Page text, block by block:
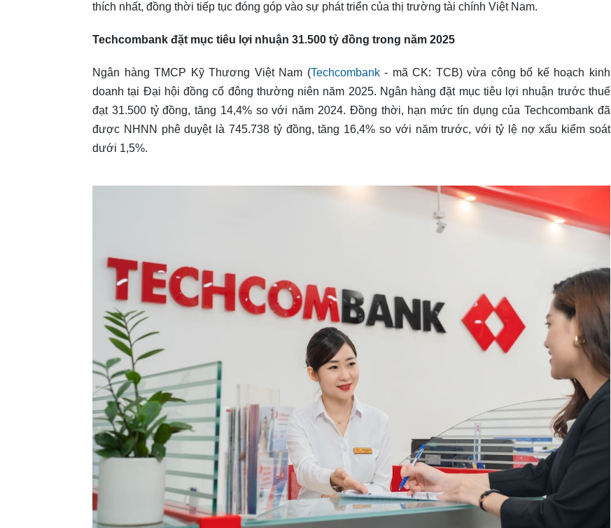
thích nhất, đồng thời tiếp tục đóng góp vào sự phát triển của thị trường tài chính Việt Nam.
Techcombank đặt mục tiêu lợi nhuận 31.500 tỷ đồng trong năm 2025
Ngân hàng TMCP Kỹ Thương Việt Nam (Techcombank- mã CK: TCB) vừa công bố kế hoạch kinh
doanh tại Đại hội đồng cổ đông thường niên năm 2025. Ngân hàng đặt mục tiêu lợi nhuận trước thuế
đạt 31.500 tỷ đồng, tăng 14,4% so với năm 2024. Đồng thời, hạn mức tín dụng của Techcombank đã
được NHNN phê duyệt là 745.738 tỷ đồng, tăng 16,4% so với năm trước, với tỷ lệ nợ xấu kiểm soát
dưới 1,5%.